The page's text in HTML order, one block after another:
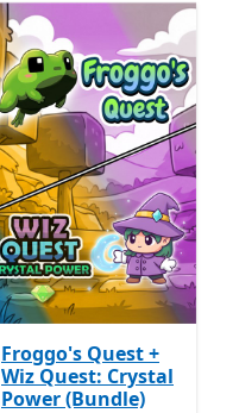
Froggo's Quest +
Wiz Quest: Crystal
Power (Bundle)